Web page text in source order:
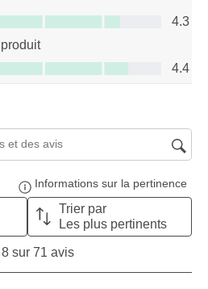
5
4.3
4.4 sur 5
4.4
et d'avis
Informations sur la pertinence
Trier par
Les plus pertinents
8 sur 71 avis